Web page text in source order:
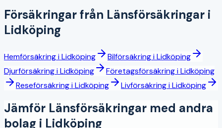
Försäkringar från Länsförsäkringar i
Lidköping
HemförsäkringiLidköping BilförsäkringiLidköping
DjurförsäkringiLidköping FöretagsförsäkringiLidköping
ReseförsäkringiLidköping LivförsäkringiLidköping
Jämför Länsförsäkringar med andra
bolag i Lidköping